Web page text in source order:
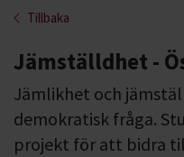
Tillbaka
Jämställdhet -
Jämlikhet och
demokratisk fråga.
projekt för att bidra